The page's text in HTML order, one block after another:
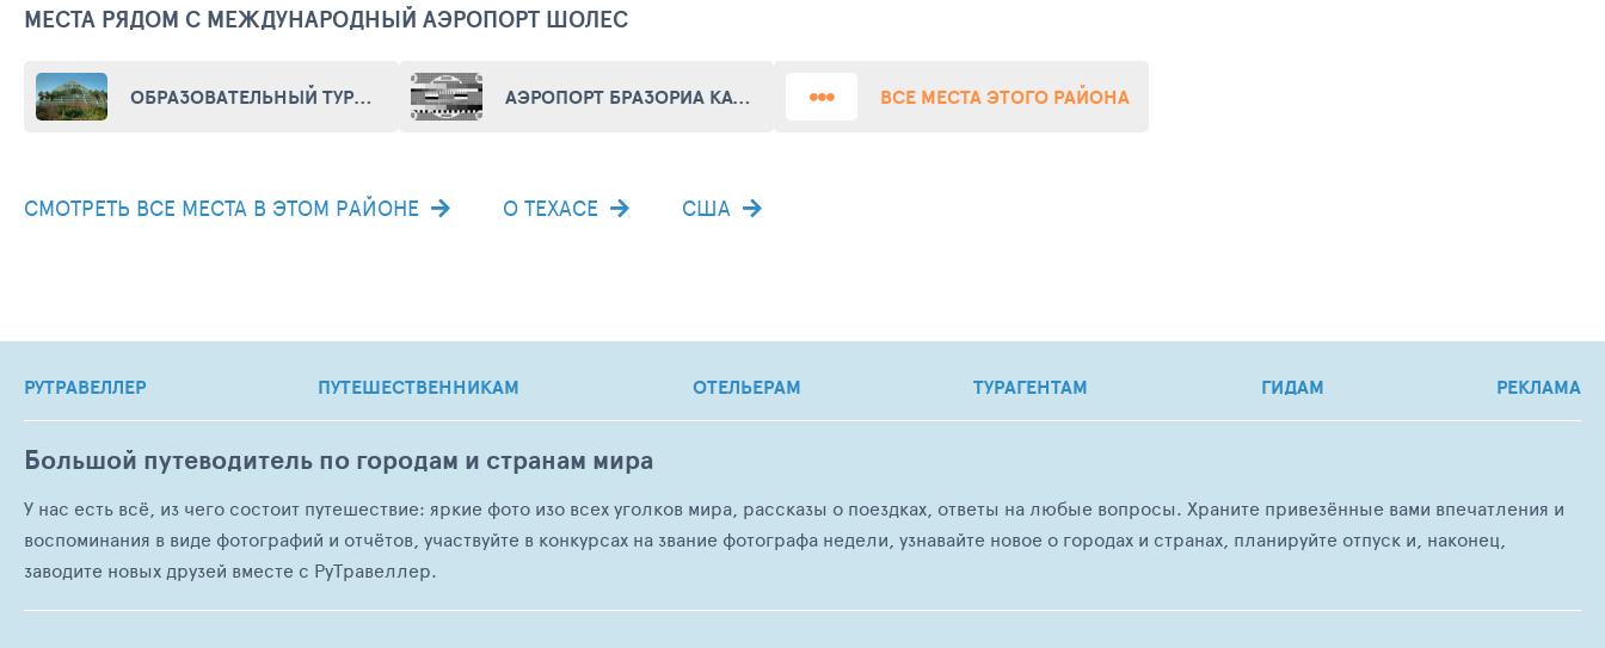
МЕСТА РЯДОМ С МЕЖДУНАРОДНЫЙ АЭРОПОРТ ШОЛЕС
ОБРАЗОВАТЕЛЬНЫЙ ТУРИСТИЧЕСКИЙ КОМПЛЕКС "МУДИ ГАРДЕНС" (MOODY GARDENS EDUCATIONAL TOURIST DESTINATION) АЭРОПОРТ БРАЗОРИА КАУНТИ ТЕХАС ГАЛФ КОСТ РИДЖИНАЛ (AIRPORT BRAZORIA COUNTY TEXAS GULF COAST REGIONAL) ВСЕ МЕСТА ЭТОГО РАЙОНА
СМОТРЕТЬ ВСЕ МЕСТА В ЭТОМ РАЙОНЕ О ТЕХАСЕ США
РУТРАВЕЛЛЕР ПУТЕШЕСТВЕННИКАМ ОТЕЛЬЕРАМ ТУРАГЕНТАМ ГИДАМ РЕКЛАМА
Большой путеводитель по городам и странам мира
У нас есть всё, из чего состоит путешествие: яркие фото изо всех уголков мира, рассказы о поездках, ответы на любые вопросы. Храните привезённые вами впечатления и
воспоминания в виде фотографий и отчётов, участвуйте в конкурсах на звание фотографа недели, узнавайте новое о городах и странах, планируйте отпуск и, наконец,
заводите новых друзей вместе с РуТравеллер.